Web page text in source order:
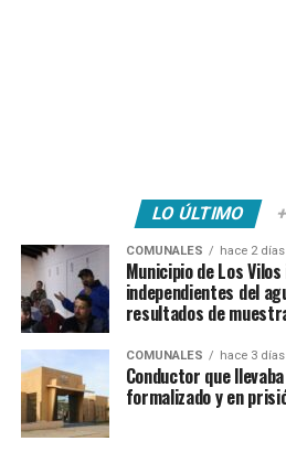
LO ÚLTIMO
COMUNALES hace 2 días
Municipio de Los
independientes del
resultados de
COMUNALES hace 3 días
Conductor que
formalizado y en